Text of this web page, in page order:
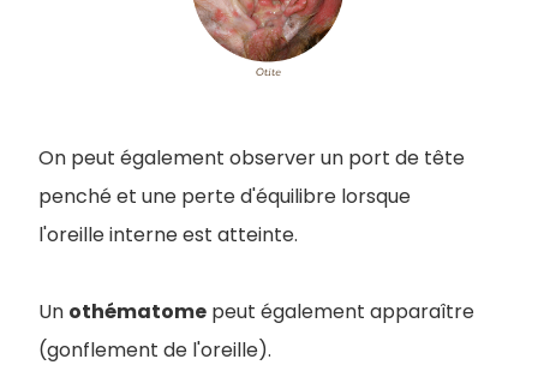
On peut également observer un port de tête
penché et une perte d'équilibre lorsque
l'oreille interne est atteinte.
Un othématome peut également apparaître
(gonflement de l'oreille).